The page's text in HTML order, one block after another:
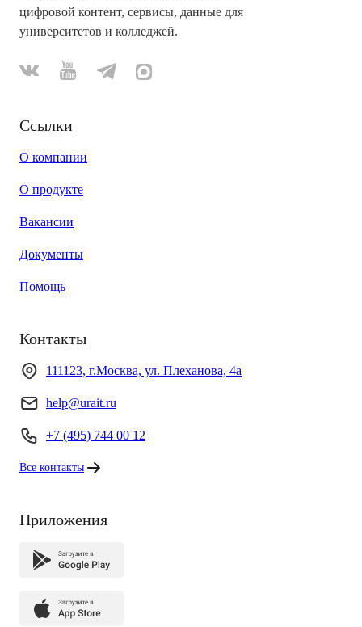
цифровой контент, сервисы, данные для
университетов и колледжей.
Ссылки
О компании
О продукте
Вакансии
Документы
Помощь
Контакты
111123, г.Москва, ул. Плеханова, 4а
help@urait.ru
+7 (495) 744 00 12
Все контакты
Приложения